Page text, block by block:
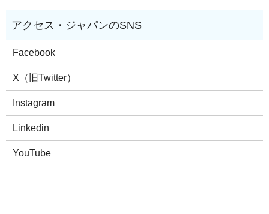
Facebook
X（旧Twitter）
Instagram
Linkedin
YouTube